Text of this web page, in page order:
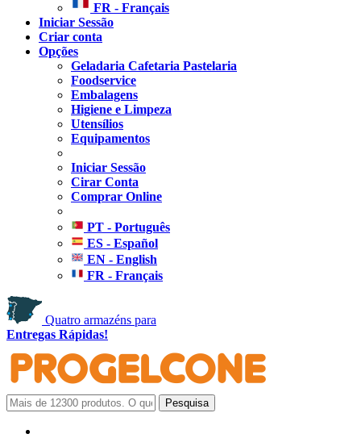
FR - Français
Iniciar Sessão
Criar conta
Opções
Geladaria Cafetaria Pastelaria
Foodservice
Embalagens
Higiene e Limpeza
Utensílios
Equipamentos
Iniciar Sessão
Cirar Conta
Comprar Online
PT - Português
ES - Español
EN - English
FR - Français
Quatro armazéns para
Entregas Rápidas!